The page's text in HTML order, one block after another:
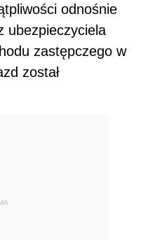
odnośnie
ubezpieczyciela
zastępczego w
został